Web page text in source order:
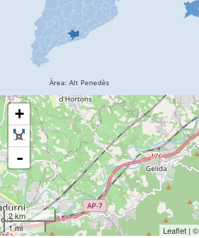
+
-
2 km
1 mi
Leaflet | ©